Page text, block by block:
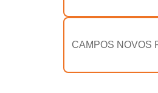
CAMPOS NOVOS